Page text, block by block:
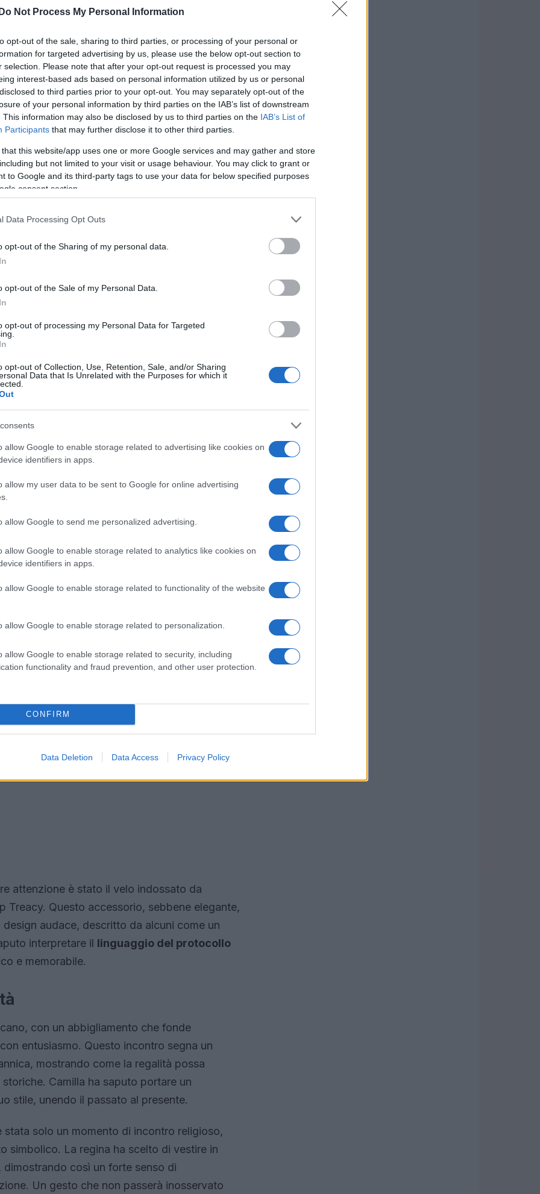
Do Not Process My Personal Information
opt-out of the sale, sharing to third parties, or processing of your personal or
for targeted advertising by us, please use the below opt-out section to
selection. Please note that after your opt-out request is processed you may
interest-based ads based on personal information utilized by us or personal
to third parties prior to your opt-out. You may separately opt-out of the
of your personal information by third parties on the IAB’s list of downstream
This information may also be disclosed by us to third parties on the IAB’s List of
Participants that may further disclose it to other third parties.
that this website/app uses one or more Google services and may gather and store
but not limited to your visit or usage behaviour. You may click to grant or
to Google and its third-party tags to use your data for below specified purposes
consent section.
Data Processing Opt Outs
opt-out of the Sharing of my personal data.
opt-out of the Sale of my Personal Data.
opt-out of processing my Personal Data for Targeted
opt-out of Collection, Use, Retention, Sale, and/or Sharing
Data that Is Unrelated with the Purposes for which it
allow Google to enable storage related to advertising like cookies on
identifiers in apps.
allow my user data to be sent to Google for online advertising
allow Google to send me personalized advertising.
allow Google to enable storage related to analytics like cookies on
identifiers in apps.
allow Google to enable storage related to functionality of the website
allow Google to enable storage related to personalization.
allow Google to enable storage related to security, including
functionality and fraud prevention, and other user protection.
CONFIRM
Data Deletion Data Access Privacy Policy
è caratterizzato da
di sobrietà e solennità. Questo
disciplinano le consorti reali non cattoliche, le
durante le udienze papali.
a quello della regina Elisabetta II
notata. Questo è un atto dirispettonei
continuità e legame con la
II era nota per la sua eleganza e il suo
rendere omaggio a questo aspetto.
vaticano
il protocollo riveste un’importanza
una profonda comprensione delle
occasioni. L’abito scelto non è solo una
un forte messaggio didiplomaziae rispetto
suo leader.
attenzione è stato il velo indossato da
Treacy. Questo accessorio, sebbene elegante,
audace, descritto da alcuni come un
interpretare il linguaggio del protocollo
e memorabile.
con un abbigliamento che fonde
entusiasmo. Questo incontro segna un
mostrando come la regalità possa
Camilla ha saputo portare un
stile, unendo il passato al presente.
stata solo un momento di incontro religioso,
simbolico. La regina ha scelto di vestire in
così un forte senso di
Un gesto che non passerà inosservato